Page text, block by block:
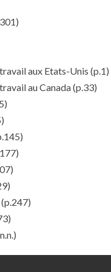
aux Etats-Unis (p.1)
au Canada(p.33)
(p.247)